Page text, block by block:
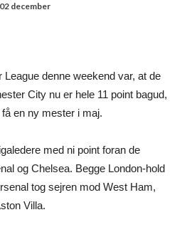
december
denne weekend var, at de
City nu er hele 11 point bagud,
en ny mester i maj.
med ni point foran de
og Chelsea. Begge London-hold
tog sejren mod West Ham,
Villa.